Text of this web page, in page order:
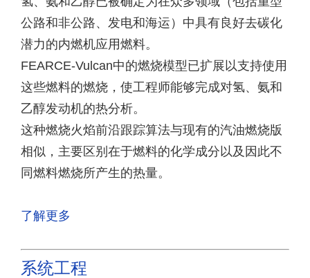
公路和非公路、发电和海运）中具有良好去碳化
潜力的内燃机应用燃料。
FEARCE-Vulcan中的燃烧模型已扩展以支持使用
这些燃料的燃烧，使工程师能够完成对氢、氨和
乙醇发动机的热分析。
这种燃烧火焰前沿跟踪算法与现有的汽油燃烧版
相似，主要区别在于燃料的化学成分以及因此不
同燃料燃烧所产生的热量。
了解更多
系统工程